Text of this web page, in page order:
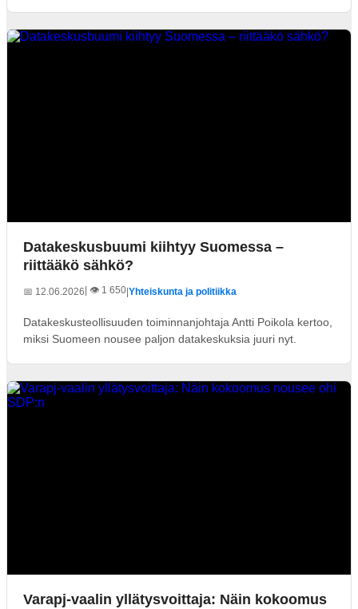
Datakeskusbuumi kiihtyy Suomessa –
riittääkö sähkö?
📅 12.06.2026 | 👁️ 1 650|Yhteiskunta ja politiikka
Datakeskusteollisuuden toiminnanjohtaja Antti Poikola kertoo,
miksi Suomeen nousee paljon datakeskuksia juuri nyt.
Varapj-vaalin yllätysvoittaja: Näin kokoomus